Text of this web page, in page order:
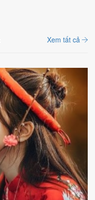
Xem tất cả